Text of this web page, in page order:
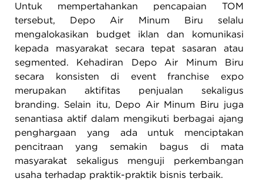
Untuk mempertahankan pencapaian TOM
tersebut, Depo Air Minum Biru selalu
mengalokasikan budget iklan dan komunikasi
kepada masyarakat secara tepat sasaran atau
segmented. Kehadiran Depo Air Minum Biru
secara konsisten di event franchise expo
merupakan aktifitas penjualan sekaligus
branding. Selain itu, Depo Air Minum Biru juga
senantiasa aktif dalam mengikuti berbagai ajang
penghargaan yang ada untuk menciptakan
pencitraan yang semakin bagus di mata
masyarakat sekaligus menguji perkembangan
usaha terhadap praktik-praktik bisnis terbaik.